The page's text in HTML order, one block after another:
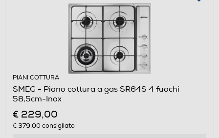
PIANI COTTURA
SMEG - Piano cottura a gas SR64S 4 fuochi
58,5cm-Inox
€ 229,00
€ 379,00consigliato